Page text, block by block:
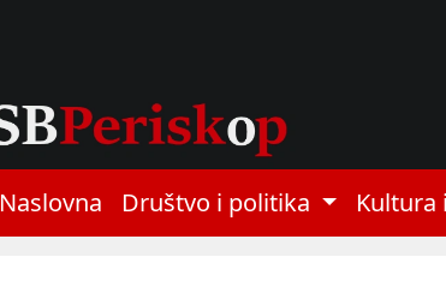
Naslovna Društvo i politika Kultura